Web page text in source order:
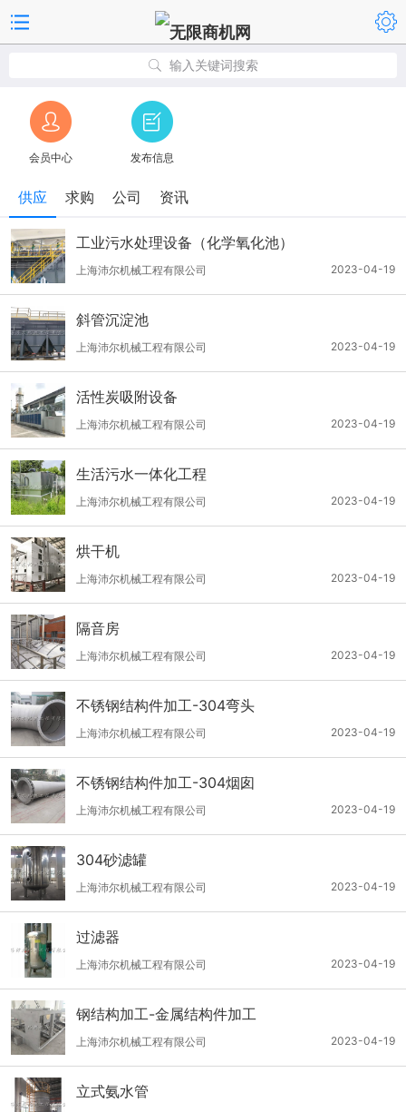
输入关键词搜索
会员中心 发布信息
供应 求购 公司 资讯
工业污水处理设备（化学氧化池）
2023-04-19
上海沛尔机械工程有限公司
斜管沉淀池
2023-04-19
上海沛尔机械工程有限公司
活性炭吸附设备
2023-04-19
上海沛尔机械工程有限公司
生活污水一体化工程
2023-04-19
上海沛尔机械工程有限公司
烘干机
2023-04-19
上海沛尔机械工程有限公司
隔音房
2023-04-19
上海沛尔机械工程有限公司
不锈钢结构件加工-304弯头
2023-04-19
上海沛尔机械工程有限公司
不锈钢结构件加工-304烟囱
2023-04-19
上海沛尔机械工程有限公司
304砂滤罐
2023-04-19
上海沛尔机械工程有限公司
过滤器
2023-04-19
上海沛尔机械工程有限公司
钢结构加工-金属结构件加工
2023-04-19
上海沛尔机械工程有限公司
立式氨水管